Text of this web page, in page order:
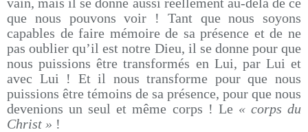
que nous pouvons voir ! Tant que nous soyons
capables de faire mémoire de sa présence et de ne
pas oublier qu’il est notre Dieu, il se donne pour que
nous puissions être transformés en Lui, par Lui et
avec Lui ! Et il nous transforme pour que nous
puissions être témoins de sa présence, pour que nous
devenions un seul et même corps ! Le « corps du
Christ » !